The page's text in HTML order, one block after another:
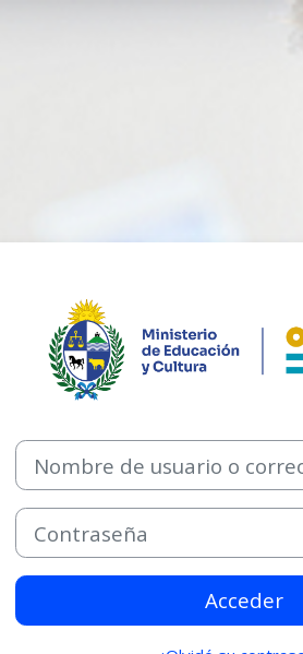
Entrar a Te
Saltar a creación de una nueva cuenta
Nombre de usuario o correo
Contraseña
Acceder